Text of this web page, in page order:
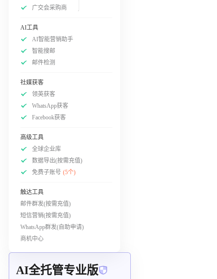
广交会采购商
AI工具
AI智能营销助手
智能搜邮
邮件检测
社媒获客
领英获客
WhatsApp获客
Facebook获客
高级工具
全球企业库
数据导出(按需充值)
免费子账号 (5个)
触达工具
邮件群发(按需充值)
短信营销(按需充值)
WhatsApp群发(自助申请)
商机中心
AI全托管专业版